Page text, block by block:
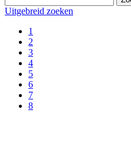
Uitgebreid zoeken
1
2
3
4
5
6
7
8